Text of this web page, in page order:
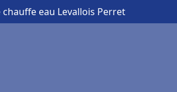
eau Levallois Perret